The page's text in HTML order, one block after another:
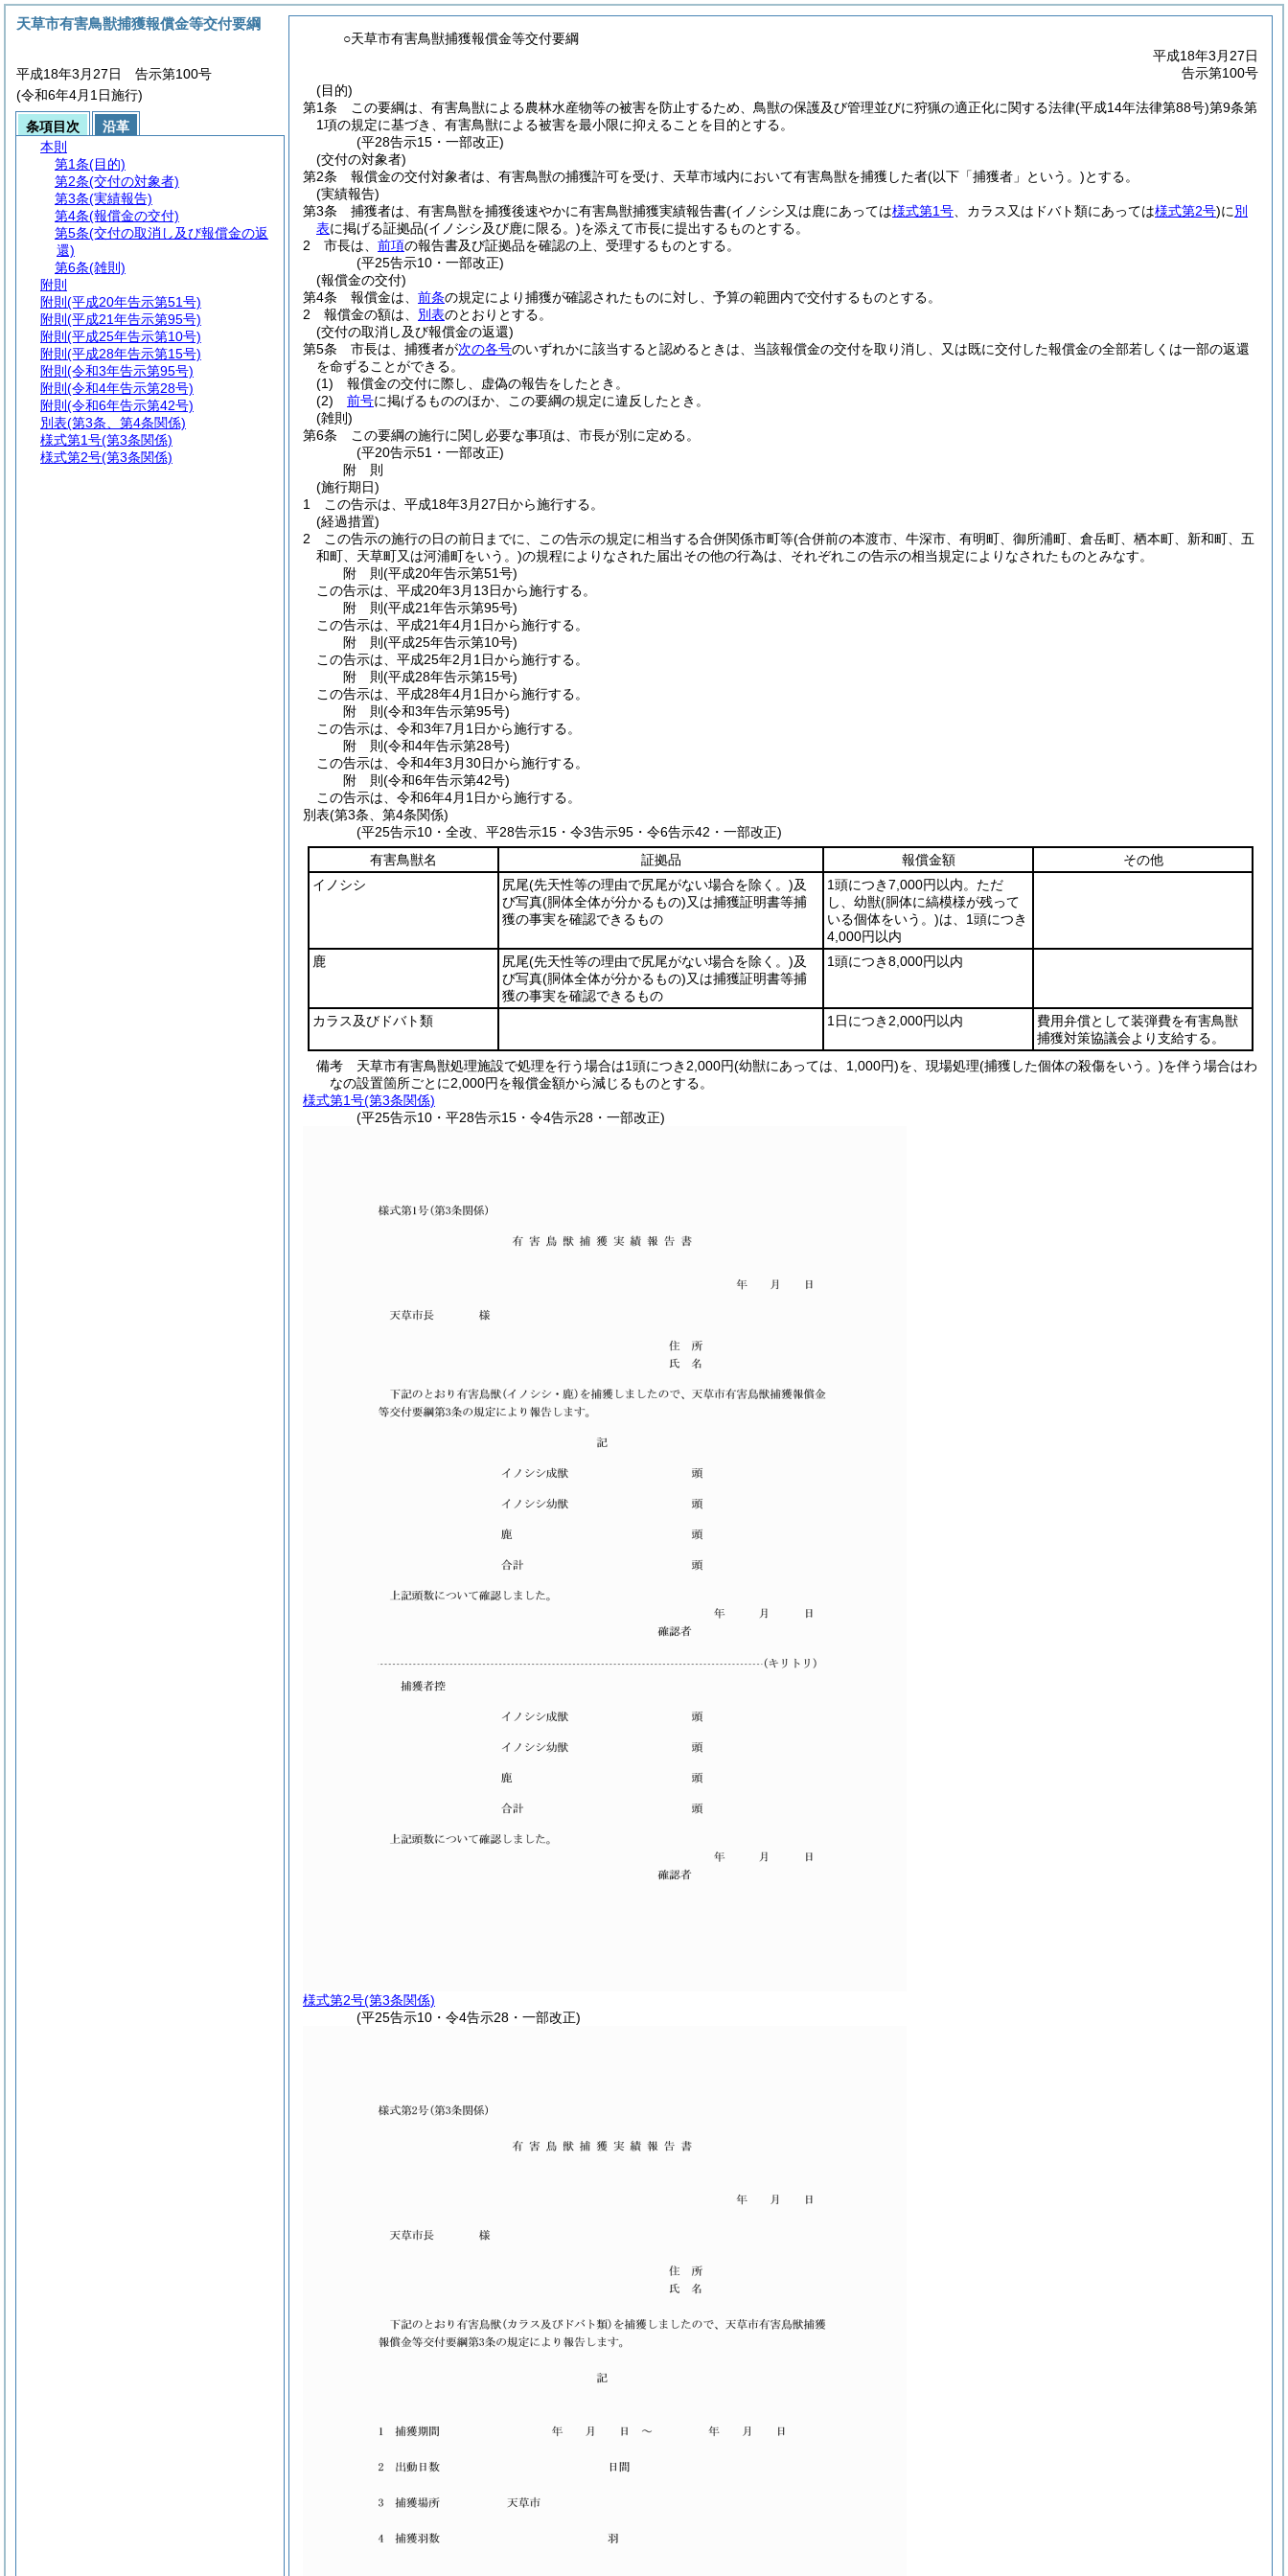
○天草市有害鳥獣捕獲報償金等交付要綱
平成18年3月27日
告示第100号
(目的)
第1条
この要綱は、有害鳥獣による農林水産物等の被害を防止するため、鳥獣の保護及び管理並びに狩猟の適正化に関する法律(平成14年法律第88号)第9条第
1項の規定に基づき、有害鳥獣による被害を最小限に抑えることを目的とする。
(平28告示15・一部改正)
(交付の対象者)
第2条
報償金の交付対象者は、有害鳥獣の捕獲許可を受け、天草市域内において有害鳥獣を捕獲した者(以下「捕獲者」という。)とする。
(実績報告)
第3条
捕獲者は、有害鳥獣を捕獲後速やかに有害鳥獣捕獲実績報告書(イノシシ又は鹿にあっては様式第1号 、カラス又はドバト類にあっては様式第2号)に別
表に掲げる証拠品(イノシシ及び鹿に限る。)を添えて市長に提出するものとする。
2
市長は、 前項の報告書及び証拠品を確認の上、受理するものとする。
(平25告示10・一部改正)
(報償金の交付)
第4条
報償金は、 前条の規定により捕獲が確認されたものに対し、予算の範囲内で交付するものとする。
2
報償金の額は、 別表のとおりとする。
(交付の取消し及び報償金の返還)
第5条
市長は、捕獲者が次の各号のいずれかに該当すると認めるときは、当該報償金の交付を取り消し、又は既に交付した報償金の全部若しくは一部の返還
を命ずることができる。
(1)
報償金の交付に際し、虚偽の報告をしたとき。
(2)
前号に掲げるもののほか、この要綱の規定に違反したとき。
(雑則)
第6条
この要綱の施行に関し必要な事項は、市長が別に定める。
(平20告示51・一部改正)
附 則
(施行期日)
1
この告示は、平成18年3月27日から施行する。
(経過措置)
2
この告示の施行の日の前日までに、この告示の規定に相当する合併関係市町等(合併前の本渡市、牛深市、有明町、御所浦町、倉岳町、栖本町、新和町、五
和町、天草町又は河浦町をいう。)の規程によりなされた届出その他の行為は、それぞれこの告示の相当規定によりなされたものとみなす。
附 則(平成20年告示第51号)
この告示は、平成20年3月13日から施行する。
附 則(平成21年告示第95号)
この告示は、平成21年4月1日から施行する。
附 則(平成25年告示第10号)
この告示は、平成25年2月1日から施行する。
附 則(平成28年告示第15号)
この告示は、平成28年4月1日から施行する。
附 則(令和3年告示第95号)
この告示は、令和3年7月1日から施行する。
附 則(令和4年告示第28号)
この告示は、令和4年3月30日から施行する。
附 則(令和6年告示第42号)
この告示は、令和6年4月1日から施行する。
別表(第3条、第4条関係)
(平25告示10・全改、平28告示15・令3告示95・令6告示42・一部改正)
有害鳥獣名
証拠品 報償金額
その他
イノシシ
尻尾(先天性等の理由で尻尾がない場合を除く。)及
び写真(胴体全体が分かるもの)又は捕獲証明書等捕
獲の事実を確認できるもの
1頭につき7,000円以内。ただ
し、幼獣(胴体に縞模様が残って
いる個体をいう。)は、1頭につき
4,000円以内
鹿
尻尾(先天性等の理由で尻尾がない場合を除く。)及
び写真(胴体全体が分かるもの)又は捕獲証明書等捕
獲の事実を確認できるもの
1頭につき8,000円以内
カラス及びドバト類 1日につき2,000円以内
費用弁償として装弾費を有害鳥獣
捕獲対策協議会より支給する。
備考 天草市有害鳥獣処理施設で処理を行う場合は1頭につき2,000円(幼獣にあっては、1,000円)を、現場処理(捕獲した個体の殺傷をいう。)を伴う場合はわ
なの設置箇所ごとに2,000円を報償金額から減じるものとする。
様式第1号(第3条関係)
(平25告示10・平28告示15・令4告示28・一部改正)
様式第2号(第3条関係)
(平25告示10・令4告示28・一部改正)
天草市有害鳥獣捕獲報償金等交付要綱
平成18年3月27日 告示第100号
(令和6年4月1日施行)
条項目次
沿革
本則
第1条(目的)
第2条(交付の対象者)
第3条(実績報告)
第4条(報償金の交付)
第5条(交付の取消し及び報償金の返
還)
第6条(雑則)
附則
附則 (平成20年告示第51号)
附則 (平成21年告示第95号)
附則 (平成25年告示第10号)
附則 (平成28年告示第15号)
附則 (令和3年告示第95号)
附則 (令和4年告示第28号)
附則 (令和6年告示第42号)
別表(第3条、第4条関係)
様式第1号(第3条関係)
様式第2号(第3条関係)